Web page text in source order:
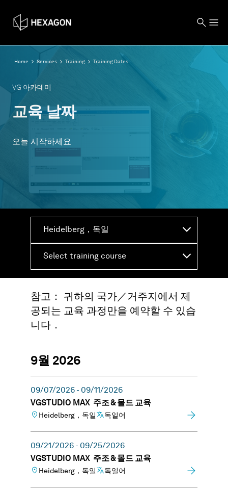
Home Services Training Training Dates
VG 아카데미
교육 날짜
오늘 시작하세요
Heidelberg，독일
Select training course
참고： 귀하의 국가／거주지에서 제
공되는 교육 과정만을 예약할 수 있습
니다．
9월 2026
09/07/2026 - 09/11/2026
VGSTUDIO MAX 주조 & 몰드 교육
Heidelberg，독일 독일어
09/21/2026 - 09/25/2026
VGSTUDIO MAX 주조 & 몰드 교육
Heidelberg，독일 독일어